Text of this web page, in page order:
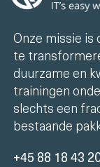
Onze missie is
te
duurzame en
trainingen
slechts een
bestaande
+45 88 18 43